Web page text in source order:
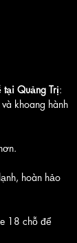
tại Quảng Trị:
khoang hành
hoàn hảo
18 chỗ để